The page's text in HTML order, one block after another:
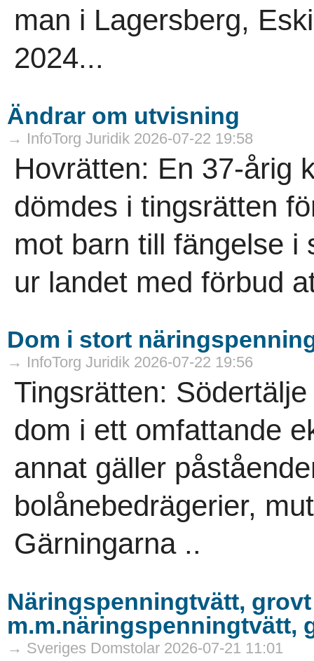
man i Lagersberg,
2024...
Ändrar om utvisning
→ InfoTorg Juridik 2026-07-22 19:58
Hovrätten: En 37-årig
dömdes i tingsrätten
mot barn till fängelse i
ur landet med förbud
Dom i stort
→ InfoTorg Juridik 2026-07-22 19:56
Tingsrätten:
dom i ett omfattande
annat gäller
bolånebedrägerier,
Gärningarna ..
Näringspenningtvätt,
m.m.näringspenningtvätt,
→ Sveriges Domstolar 2026-07-21 11:01